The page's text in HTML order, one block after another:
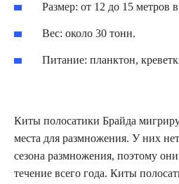
Размер: от 12 до 15 метров
Вес: около 30 тонн.
Питание: планктон,
Киты полосатики Брайда
места для размножения. У них
сезона размножения, поэтому
течение всего года. Киты